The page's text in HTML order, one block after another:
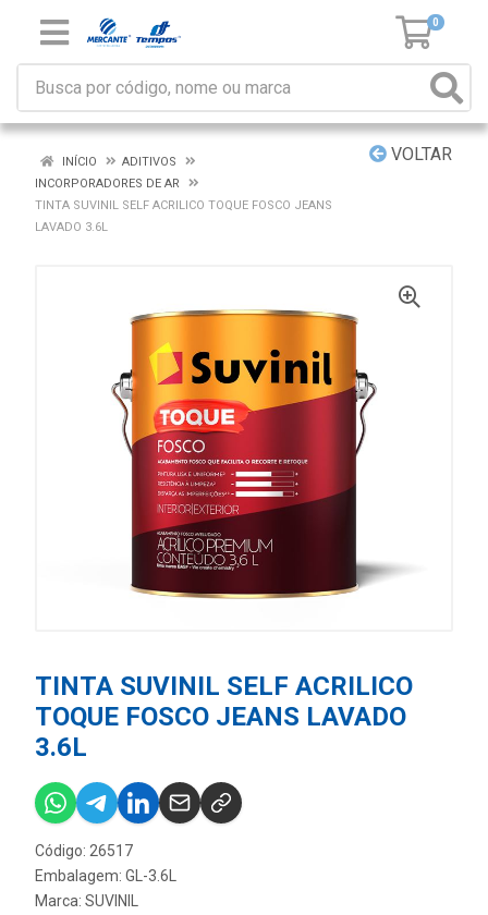
0
VOLTAR
INÍCIO
ADITIVOS
INCORPORADORES DE AR
TINTA SUVINIL SELF ACRILICO TOQUE FOSCO JEANS
LAVADO 3.6L
TINTA SUVINIL SELF ACRILICO
TOQUE FOSCO JEANS LAVADO
3.6L
Código: 26517
Embalagem: GL-3.6L
Marca: SUVINIL